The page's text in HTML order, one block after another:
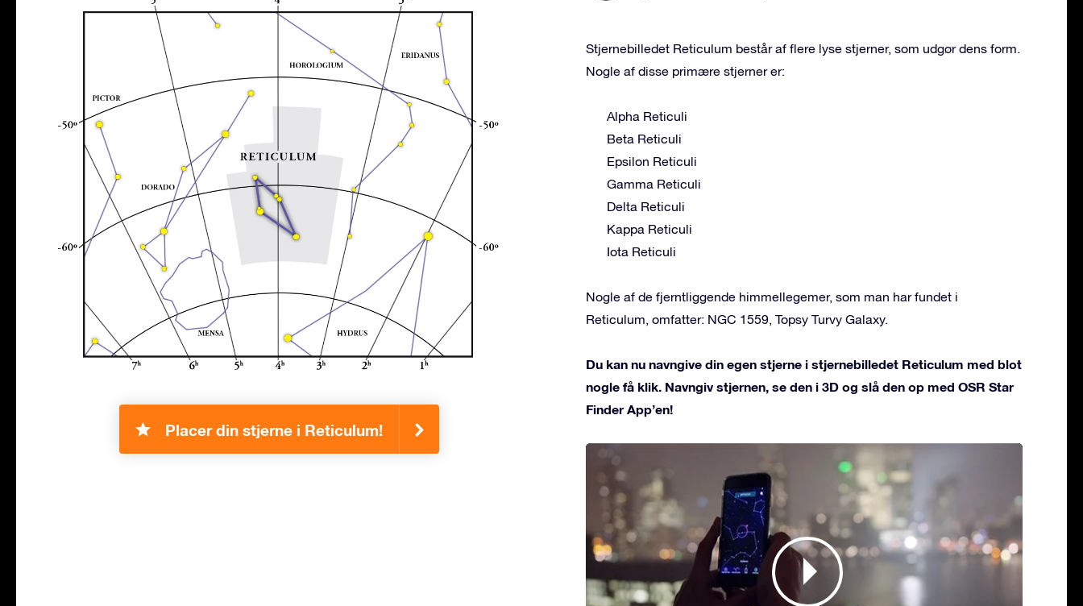
Placer din stjerne i Reticulum!
Stjernebilledet Reticulum består af flere lyse stjerner, som udgør dens form.
Nogle af disse primære stjerner er:
Alpha Reticuli
Beta Reticuli
Epsilon Reticuli
Gamma Reticuli
Delta Reticuli
Kappa Reticuli
Iota Reticuli
Nogle af de fjerntliggende himmellegemer, som man har fundet i
Reticulum, omfatter: NGC 1559, Topsy Turvy Galaxy.
Du kan nu navngive din egen stjerne i stjernebilledet Reticulum med blot
nogle få klik. Navngiv stjernen, se den i 3D og slå den op med OSR Star
Finder App’en!